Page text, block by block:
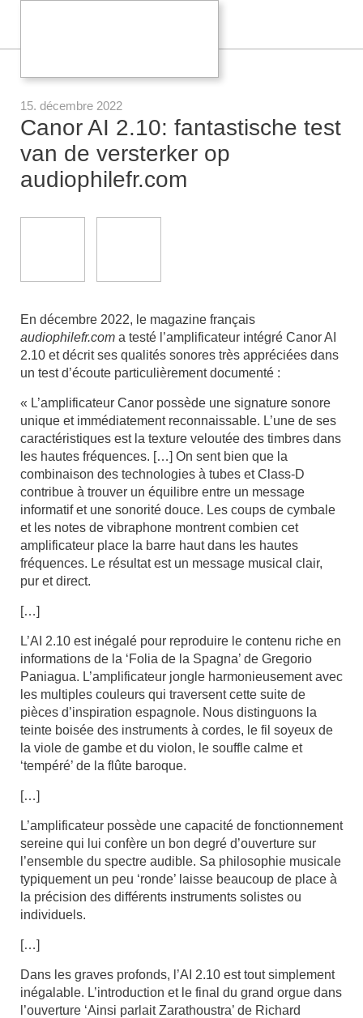
15. décembre 2022
Canor AI 2.10: fantastische test
van de versterker op
audiophilefr.com
En décembre 2022, le magazine français
audiophilefr.com a testé l’amplificateur intégré Canor AI
2.10 et décrit ses qualités sonores très appréciées dans
un test d’écoute particulièrement documenté :
« L’amplificateur Canor possède une signature sonore
unique et immédiatement reconnaissable. L’une de ses
caractéristiques est la texture veloutée des timbres dans
les hautes fréquences. […] On sent bien que la
combinaison des technologies à tubes et Class-D
contribue à trouver un équilibre entre un message
informatif et une sonorité douce. Les coups de cymbale
et les notes de vibraphone montrent combien cet
amplificateur place la barre haut dans les hautes
fréquences. Le résultat est un message musical clair,
pur et direct.
[…]
L’AI 2.10 est inégalé pour reproduire le contenu riche en
informations de la ‘Folia de la Spagna’ de Gregorio
Paniagua. L’amplificateur jongle harmonieusement avec
les multiples couleurs qui traversent cette suite de
pièces d’inspiration espagnole. Nous distinguons la
teinte boisée des instruments à cordes, le fil soyeux de
la viole de gambe et du violon, le souffle calme et
‘tempéré’ de la flûte baroque.
[…]
L’amplificateur possède une capacité de fonctionnement
sereine qui lui confère un bon degré d’ouverture sur
l’ensemble du spectre audible. Sa philosophie musicale
typiquement un peu ‘ronde’ laisse beaucoup de place à
la précision des différents instruments solistes ou
individuels.
[…]
Dans les graves profonds, l’AI 2.10 est tout simplement
inégalable. L’introduction et le final du grand orgue dans
l’ouverture ‘Ainsi parlait Zarathoustra’ de Richard